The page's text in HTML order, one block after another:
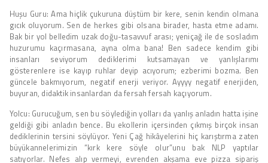
Huşu Guru: Ama hiçlik çukuruna düştüm bir kere, senin kendin olmana
gıcık oluyorum. Sen de herkes gibi olsana birader, hasta etme adamı.
Bak bir yol belledim uzak doğu-tasavvuf arası; yeniçağ ile de sosladım
huzurumu kaçırmasana, ayna olma bana! Ben sadece kendim gibi
insanları seviyorum dediklerimi kutsamayan ve yanlışlarımı
gösterenlere ise kayıp ruhlar deyip acıyorum; ezberimi bozma. Ben
güncele bakmıyorum, negatif enerji veriyor. Ayyyy negatif enerjiden,
buyuran, didaktik insanlardan da fersah fersah kaçıyorum.
Yolcu: Gurucuğum, sen bu söylediğin yolları da yanlış anladın hatta işine
geldiği gibi anladın bence. Bu ekollerin içersinden çıkmış birçok insan
dediklerinin tersini söylüyor. Yeni Çağ hikâyelerini hiç karıştırma zaten
büyükannelerimizin “kırk kere söyle olur”unu bak NLP yaptılar
satıyorlar. Nefes alıp vermeyi, evrenden akşama eve pizza sipariş